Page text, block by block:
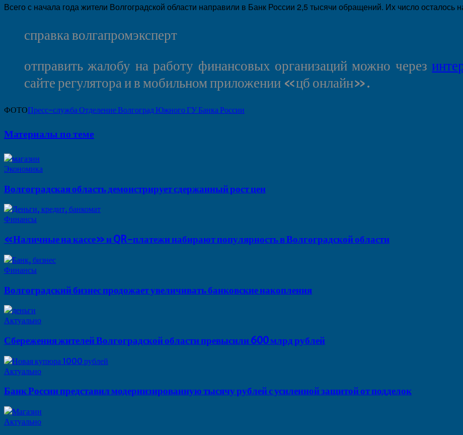
Всего с начала года жители Волгоградской области направили в Банк России 2,5 тысячи обращений. Их число осталось
справка волгапромэксперт
отправить жалобу на работу финансовых организаций можно через
сайте регулятора и в мобильном приложении «цб онлайн».
ФОТОПресс-служба Отделение Волгоград Южного ГУ Банка России
Материалы по теме
Экономика
Волгоградская область демонстрирует сдержанный рост цен
Финансы
«Наличные на кассе» и QR-платежи набирают популярность в Волгоградской области
Финансы
Волгоградский бизнес продожает увеличивать банковские накопления
Актуально
Сбережения жителей Волгоградской области превысили 600 млрд рублей
Актуально
Банк России представил модернизированную тысячу рублей с усиленной защитой от подделок
Актуально